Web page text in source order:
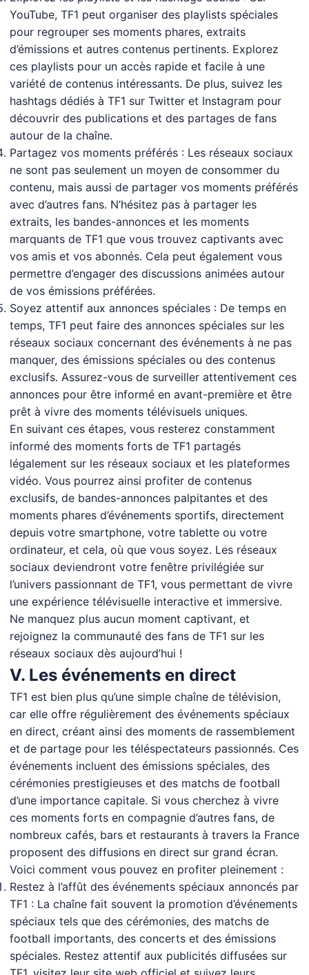
YouTube, TF1 peut organiser des playlists spéciales
pour regrouper ses moments phares, extraits
d’émissions et autres contenus pertinents. Explorez
ces playlists pour un accès rapide et facile à une
variété de contenus intéressants. De plus, suivez les
hashtags dédiés à TF1 sur Twitter et Instagram pour
découvrir des publications et des partages de fans
autour de la chaîne.
Partagez vos moments préférés : Les réseaux sociaux
ne sont pas seulement un moyen de consommer du
contenu, mais aussi de partager vos moments préférés
avec d’autres fans. N’hésitez pas à partager les
extraits, les bandes-annonces et les moments
marquants de TF1 que vous trouvez captivants avec
vos amis et vos abonnés. Cela peut également vous
permettre d’engager des discussions animées autour
de vos émissions préférées.
Soyez attentif aux annonces spéciales : De temps en
temps, TF1 peut faire des annonces spéciales sur les
réseaux sociaux concernant des événements à ne pas
manquer, des émissions spéciales ou des contenus
exclusifs. Assurez-vous de surveiller attentivement ces
annonces pour être informé en avant-première et être
prêt à vivre des moments télévisuels uniques.
En suivant ces étapes, vous resterez constamment
informé des moments forts de TF1 partagés
légalement sur les réseaux sociaux et les plateformes
vidéo. Vous pourrez ainsi profiter de contenus
exclusifs, de bandes-annonces palpitantes et des
moments phares d’événements sportifs, directement
depuis votre smartphone, votre tablette ou votre
ordinateur, et cela, où que vous soyez. Les réseaux
sociaux deviendront votre fenêtre privilégiée sur
l’univers passionnant de TF1, vous permettant de vivre
une expérience télévisuelle interactive et immersive.
Ne manquez plus aucun moment captivant, et
rejoignez la communauté des fans de TF1 sur les
réseaux sociaux dès aujourd’hui !
V. Les événements en direct
TF1 est bien plus qu’une simple chaîne de télévision,
car elle offre régulièrement des événements spéciaux
en direct, créant ainsi des moments de rassemblement
et de partage pour les téléspectateurs passionnés. Ces
événements incluent des émissions spéciales, des
cérémonies prestigieuses et des matchs de football
d’une importance capitale. Si vous cherchez à vivre
ces moments forts en compagnie d’autres fans, de
nombreux cafés, bars et restaurants à travers la France
proposent des diffusions en direct sur grand écran.
Voici comment vous pouvez en profiter pleinement :
Restez à l’affût des événements spéciaux annoncés par
TF1 : La chaîne fait souvent la promotion d’événements
spéciaux tels que des cérémonies, des matchs de
football importants, des concerts et des émissions
spéciales. Restez attentif aux publicités diffusées sur